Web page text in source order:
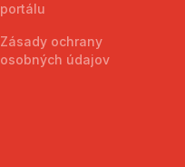
portálu
Zásady ochrany
osobných údajov